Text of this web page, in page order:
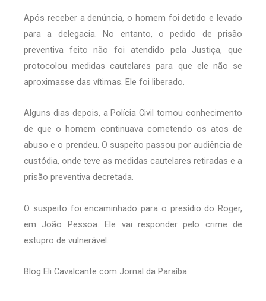
Após receber a denúncia, o homem foi detido e levado
para a delegacia. No entanto, o pedido de prisão
preventiva feito não foi atendido pela Justiça, que
protocolou medidas cautelares para que ele não se
aproximasse das vítimas. Ele foi liberado.
Alguns dias depois, a Polícia Civil tomou conhecimento
de que o homem continuava cometendo os atos de
abuso e o prendeu. O suspeito passou por audiência de
custódia, onde teve as medidas cautelares retiradas e a
prisão preventiva decretada.
O suspeito foi encaminhado para o presídio do Roger,
em João Pessoa. Ele vai responder pelo crime de
estupro de vulnerável.
Blog Eli Cavalcante com Jornal da Paraíba